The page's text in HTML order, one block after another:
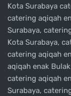
Kota Surabaya
catering aqiqah
Surabaya,
Kota Surabaya,
catering aqiqah
aqiqah enak
catering aqiqah
Surabaya,